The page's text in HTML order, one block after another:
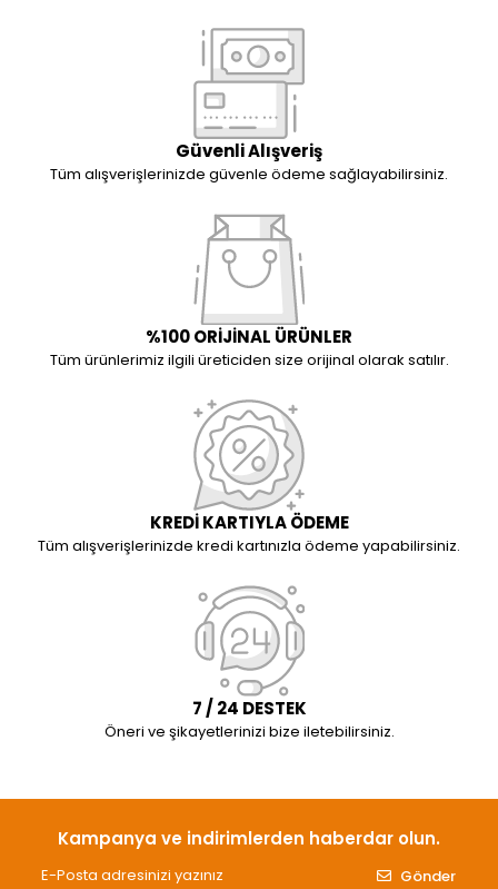
Güvenli Alışveriş
Tüm alışverişlerinizde güvenle ödeme sağlayabilirsiniz.
%100 ORİJİNAL ÜRÜNLER
Tüm ürünlerimiz ilgili üreticiden size orijinal olarak satılır.
KREDİ KARTIYLA ÖDEME
Tüm alışverişlerinizde kredi kartınızla ödeme yapabilirsiniz.
7 / 24 DESTEK
Öneri ve şikayetlerinizi bize iletebilirsiniz.
Kampanya ve indirimlerden haberdar olun.
Gönder